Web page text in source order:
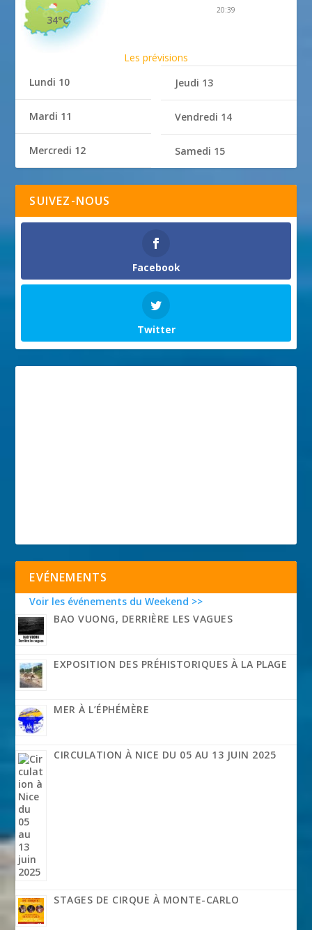
34°C
20:39
Les prévisions
Lundi 10
Mardi 11
Mercredi 12
Jeudi 13
Vendredi 14
Samedi 15
SUIVEZ-NOUS
Facebook
Twitter
EVÉNEMENTS
Voir les événements du Weekend >>
BAO VUONG, DERRIÈRE LES VAGUES
EXPOSITION DES PRÉHISTORIQUES À LA PLAGE
MER À L’ÉPHÉMÈRE
CIRCULATION À NICE DU 05 AU 13 JUIN 2025
STAGES DE CIRQUE À MONTE-CARLO